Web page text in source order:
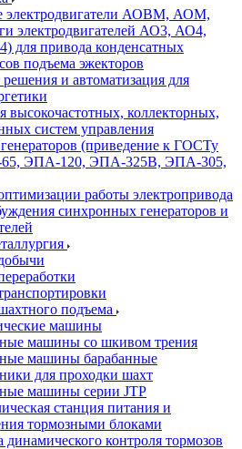
электродвигатели АОВМ, АОМ,
электродвигателей АО3, АО4,
для привода конденсатных
подъема эжекторов
и автоматизация для
высокочастотных, коллекторных,
систем управления
генераторов (приведение к ГОСТу
65, ЭПА-120, ЭПА-325В, ЭПА-305,
работы электропривода
синхронных генераторов и
подъема
машины
машины со шкивом трения
машины барабанные
для проходки шахт
машины серии JTP
станция питания и
тормозными блоками
динамического контроля тормозов